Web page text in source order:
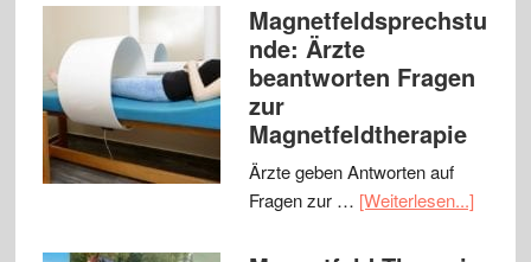
Magnetfeldsprechstu
nde: Ärzte
beantworten Fragen
zur
Magnetfeldtherapie
Ärzte geben Antworten auf
Fragen zur … [Weiterlesen...]